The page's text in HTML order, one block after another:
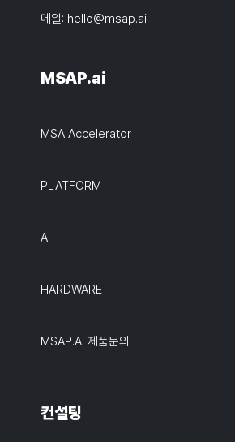
메일: hello@msap.ai
MSAP.ai
MSA Accelerator
PLATFORM
AI
HARDWARE
MSAP.ai 제품문의
컨설팅